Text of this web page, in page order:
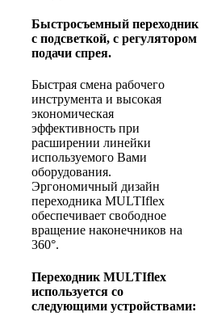
Быстросъемный переходник
с подсветкой, с регулятором
подачи спрея.
Быстрая смена рабочего
инструмента и высокая
экономическая
эффективность при
расширении линейки
используемого Вами
оборудования.
Эргономичный дизайн
переходника MULTIflex
обеспечивает свободное
вращение наконечников на
360°.
Переходник MULTIflex
используется со
следующими устройствами: